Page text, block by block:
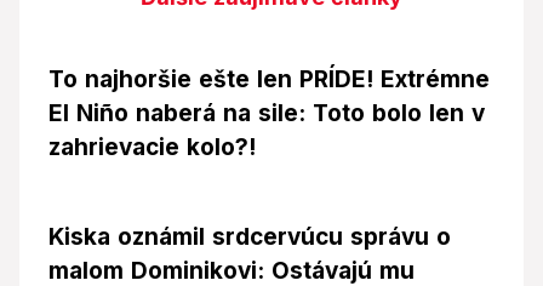
To najhoršie ešte len PRÍDE! Extrémne
El Niño naberá na sile: Toto bolo len v
zahrievacie kolo?!
Kiska oznámil srdcervúcu správu o
malom Dominikovi: Ostávajú mu